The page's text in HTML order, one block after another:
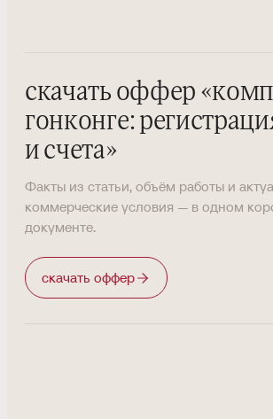
скачать оффер «
гонконге:
и счета»
Факты из статьи, объём работы и
коммерческие условия — в одном
документе.
скачать оффер